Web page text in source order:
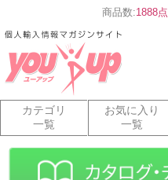
商品数:1888点
カテゴリ
一覧
お気に入り
一覧